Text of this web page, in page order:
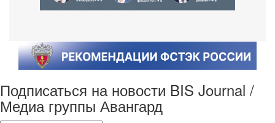
Подписаться на новости BIS Journal /
Медиа группы Авангард